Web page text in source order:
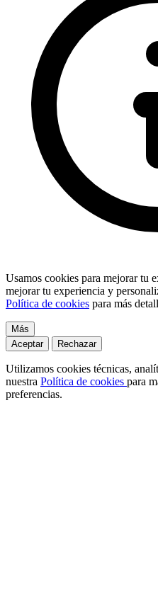
Usamos cookies para mejorar tu
mejorar tu experiencia y
Política de cookies para más
Más
Aceptar
Rechazar
Utilizamos cookies técnicas,
nuestra Política de cookies para
preferencias.